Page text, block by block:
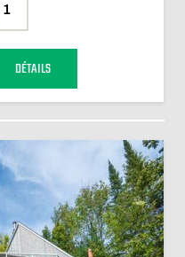
1
DÉTAILS